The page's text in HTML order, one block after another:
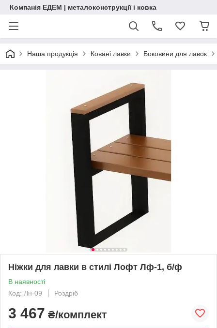
Компанія ЕДЕМ | металоконструкції і ковка
Наша продукція Ковані лавки Боковини для лавок
Ніжки для лавки в стилі Лофт Лф-1, б/ф
В наявності
Код: Лн-09
Роздріб
3 467 ₴/комплект